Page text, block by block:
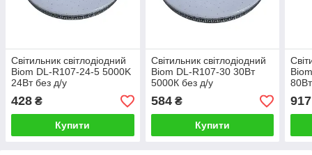
Світильник світлодіодний
Biom DL-R107-24-5 5000K
24Вт без д/у
428 ₴
Купити
Світильник світлодіодний
Biom DL-R107-30 30Вт
5000К без д/у
584₴
Купити
917